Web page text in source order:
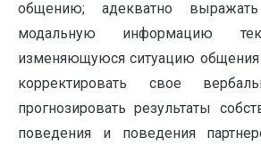
общению; адекватно
модальную информацию
изменяющуюся ситуацию общения
корректировать свое
прогнозировать результаты
поведения и поведения